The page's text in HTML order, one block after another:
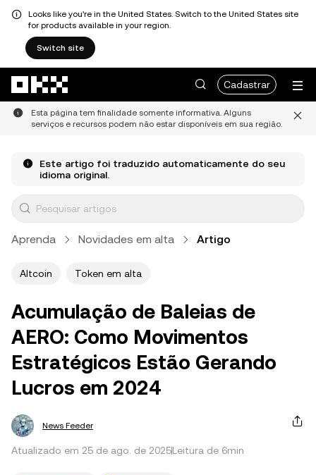
Looks like you're in the United States. Switch to the United States site
for products available in your region.
Switch site
Cadastrar
Esta página tem finalidade somente informativa. Alguns
serviços e recursos podem não estar disponíveis em sua região.
Este artigo foi traduzido automaticamente do seu
idioma original.
Aprenda Novidades em alta Artigo
Altcoin Token em alta
Acumulação de Baleias de
AERO: Como Movimentos
Estratégicos Estão Gerando
Lucros em 2024
News Feeder
Atualizado em 25 de ago. de 2025Leitura de 6min